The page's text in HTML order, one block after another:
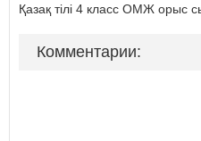
Қазақ тілі 4 класс ОМЖ орыс
Комментарии: